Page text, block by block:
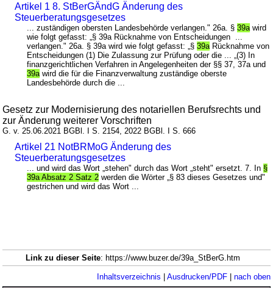
Artikel 1 8. StBerGÄndG Änderung des
Steuerberatungsgesetzes
... zuständigen obersten Landesbehörde verlangen." 26a. §39a wird
wie folgt gefasst: „§ 39a Rücknahme von Entscheidungen ...
verlangen." 26a. § 39a wird wie folgt gefasst: „§39a Rücknahme von
Entscheidungen (1) Die Zulassung zur Prüfung oder die ... „(3) In
finanzgerichtlichen Verfahren in Angelegenheiten der §§ 37, 37a und
39a wird die für die Finanzverwaltung zuständige oberste
Landesbehörde durch die ...
Gesetz zur Modernisierung des notariellen Berufsrechts und
zur Änderung weiterer Vorschriften
G. v. 25.06.2021 BGBl. I S. 2154, 2022 BGBl. I S. 666
Artikel 21 NotBRMoG Änderung des
Steuerberatungsgesetzes
... und wird das Wort „stehen" durch das Wort „steht" ersetzt. 7. In §
39a Absatz 2 Satz 2 werden die Wörter „§ 83 dieses Gesetzes und"
gestrichen und wird das Wort ...
Link zu dieser Seite: https://www.buzer.de/39a_StBerG.htm
Inhaltsverzeichnis | Ausdrucken/PDF| nach oben